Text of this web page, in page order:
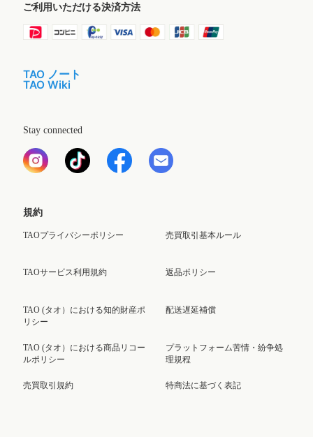
ご利用いただける決済方法
TAO ノート
TAO Wiki
Stay connected
規約
TAOプライバシーポリシー
TAOサービス利用規約
TAO (タオ）における知的財産ポ
リシー
TAO (タオ）における商品リコー
ルポリシー
売買取引規約
売買取引基本ルール
返品ポリシー
配送遅延補償
プラットフォーム苦情・紛争処
理規程
特商法に基づく表記